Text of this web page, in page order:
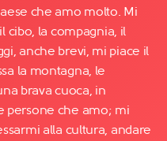
che amo molto. Mi
cibo, la compagnia, il
anche brevi, mi piace il
la montagna, le
brava cuoca, in
persone che amo; mi
alla cultura, andare